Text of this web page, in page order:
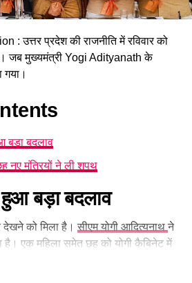
उत्तर प्रदेश की राजनीति में रविवार को
जब मुख्यमंत्री Yogi Adityanath के
गया।
बड़ा बदलाव
नए मंत्रियों ने ली शपथ
बड़ा बदलाव
देखने को मिला है। सीएम योगी आदित्यनाथ ने
है। एक महिला समेत छह को योगी कैबिनेट में